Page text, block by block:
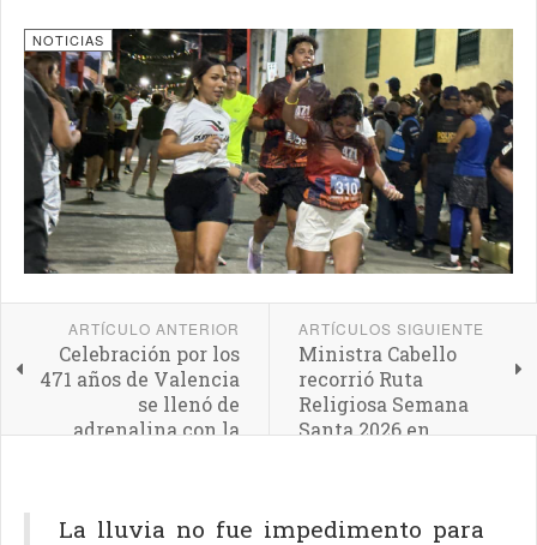
NOTICIAS
ARTÍCULO ANTERIOR
Celebración por los
471 años de Valencia
se llenó de
adrenalina con la
ARTÍCULOS SIGUIENTE
Ministra Cabello
recorrió Ruta
Religiosa Semana
Santa 2026 en
La lluvia no fue impedimento para